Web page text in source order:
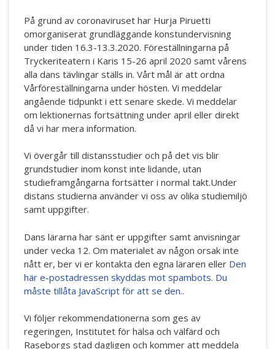
På grund av coronaviruset har Hurja Piruetti
omorganiserat grundläggande konstundervisning
under tiden 16.3-13.3.2020. Föreställningarna på
Tryckeriteatern i Karis 15-26 april 2020 samt vårens
alla dans tävlingar ställs in. Vårt mål är att ordna
Vårföreställningarna under hösten. Vi meddelar
angående tidpunkt i ett senare skede. Vi meddelar
om lektionernas fortsättning under april eller direkt
då vi har mera information.
Vi övergår till distansstudier och på det vis blir
grundstudier inom konst inte lidande, utan
studieframgångarna fortsätter i normal takt.Under
distans studierna använder vi oss av olika studiemiljö
samt uppgifter.
Dans lärarna har sänt er uppgifter samt anvisningar
under vecka 12. Om materialet av någon orsak inte
nått er, ber vi er kontakta den egna läraren eller Den
här e-postadressen skyddas mot spambots. Du
måste tillåta JavaScript för att se den..
Vi följer rekommendationerna som ges av
regeringen, Institutet för hälsa och välfärd och
Raseborgs stad dagligen och kommer att meddela